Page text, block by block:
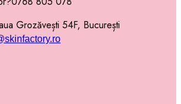
Grozăvești 54F, București